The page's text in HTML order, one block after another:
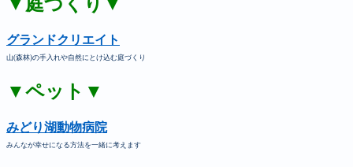
グランドクリエイト
山(森林)の手入れや自然にとけ込む庭づくり
▼ペット▼
みどり湖動物病院
みんなが幸せになる方法を一緒に考えます